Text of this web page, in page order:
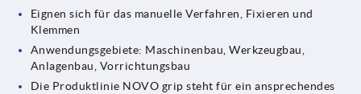
Eignen sich für das manuelle Verfahren, Fixieren und
Klemmen
Anwendungsgebiete: Maschinenbau, Werkzeugbau,
Anlagenbau, Vorrichtungsbau
Die Produktlinie NOVO grip steht für ein ansprechendes